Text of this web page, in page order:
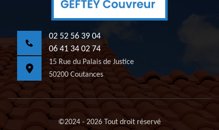
02 52 56 39 04
06 41 34 02 74
15 Rue du Palais de Justice
50200 Coutances
©2024 - 2026 Tout droit réservé